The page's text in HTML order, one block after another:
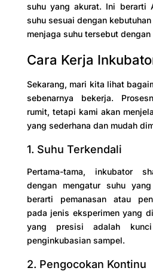
suhu yang akurat. Ini berarti
suhu sesuai dengan
menjaga suhu tersebut
Cara Kerja
Sekarang, mari kita lihat
sebenarnya bekerja.
rumit, tetapi kami akan
yang sederhana dan mudah
1. Suhu Terkendali
Pertama-tama, inkubator
dengan mengatur suhu
berarti pemanasan atau
pada jenis eksperimen yang
yang presisi adalah
penginkubasian sampel.
2. Pengocokan Kontinu